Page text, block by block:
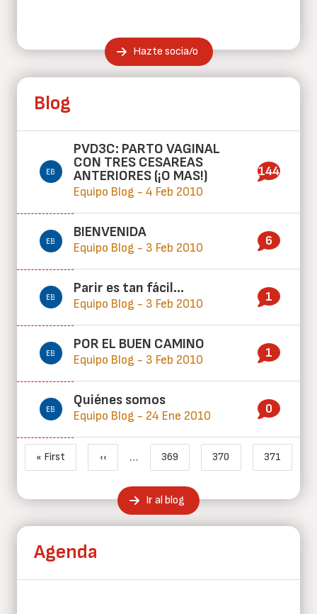
Hazte socia/o
Blog
PVD3C: PARTO VAGINAL
CON TRES CESAREAS
ANTERIORES (¡O MAS!)
Equipo Blog - 4 Feb 2010
144
BIENVENIDA
Equipo Blog - 3 Feb 2010 6
Parir es tan fácil...
Equipo Blog - 3 Feb 2010 1
POR EL BUEN CAMINO
Equipo Blog - 3 Feb 2010 1
Quiénes somos
Equipo Blog - 24 Ene 2010 0
Paginación
Primera página
« First
Página anterior
‹‹ … Page
369
Page
370
Página
371
Ir al blog
Agenda